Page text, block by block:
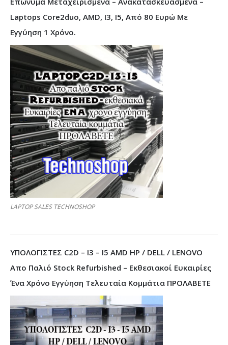
Laptops Core2duo, AMD, I3, I5, Από 80 Ευρώ Με
Εγγύηση 1 Χρόνο.
LAPTOP SALES TECHNOSHOP
ΥΠΟΛΟΓΙΣΤΕΣ C2D – I3 – I5 AMD HP / DELL / LENOVO
Απο Παλιό Stock Refurbished – Εκθεσιακοί Ευκαιρίες
Ένα Χρόνο Εγγύηση Τελευταία Κομμάτια ΠΡΟΛΑΒΕΤΕ